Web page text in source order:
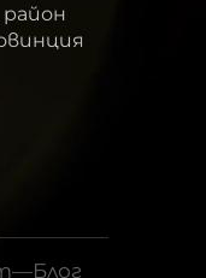
—Блог